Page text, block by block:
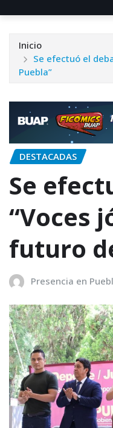
Inicio
Se efectuó el
Puebla”
DESTACADAS
Se
“Voces
futuro
Presencia en